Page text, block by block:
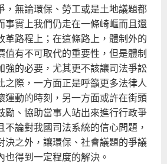
，無論環保、勞工或是土地議題都
事實上我們仍走在一條崎嶇而且還
革路程上；在這條路上，體制外的
值有不可取代的重要性，但是體制
強的必要，尤其更不該讓司法爭訟
之際，一方面正是呼籲更多法律人
運動的時刻，另一方面或許在街頭
勵、協助當事人站出來進行行政爭
論對我國司法系統的信心問題，
決之外，讓環保、社會議題的爭議
得到一定程度的解決。